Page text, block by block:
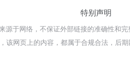
特别声明
源于网络，不保证外部链接的准确性和
该网页上的内容，都属于合规合法，后